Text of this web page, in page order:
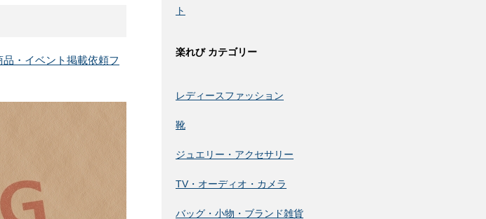
品・イベント掲載依頼フ
ト
楽れび カテゴリー
レディースファッション
靴
ジュエリー・アクセサリー
TV・オーディオ・カメラ
バッグ・小物・ブランド雑貨